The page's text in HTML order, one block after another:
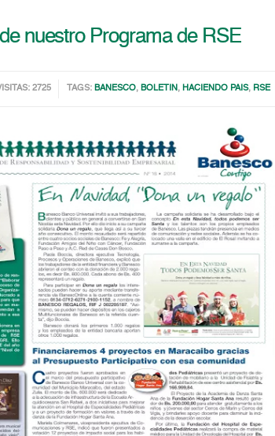
nuestro Programa de RSE
2725 TAGS: BANESCO, BOLETIN , HACIENDO PAIS, RSE